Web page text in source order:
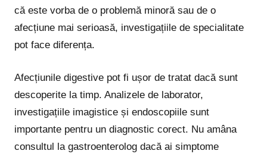
că este vorba de o problemă minoră sau de o
afecțiune mai serioasă, investigațiile de specialitate
pot face diferența.
Afecțiunile digestive pot fi ușor de tratat dacă sunt
descoperite la timp. Analizele de laborator,
investigațiile imagistice și endoscopiile sunt
importante pentru un diagnostic corect. Nu amâna
consultul la gastroenterolog dacă ai simptome